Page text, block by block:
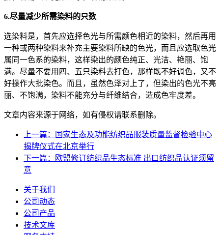
6.尽量减少所需染料的只数
选染料是，首先应选择色光与所需颜色相近的染料，然后再用
一种或两种染料来补充主要染料所缺的色光，而且应选取色光
属同一色系的染料，这样染出的颜色纯正、光洁、艳丽、饱
满。尽量不要用四、五只染料去打色，那样既不好调色，又不
好操作大批染色。而且，虽然色泽对上了，但染出的色光不亮
丽、不饱满，染料不能充分与纤维结合，造成色牢度差。
文章内容来源于网络，如有侵权请联系删除。
上一篇：国家生态及功能纺织品服装质量监督检验中心
揭牌仪式在北京举行
下一篇：欧盟修订纺织品生态标准 出口纺织品认证须留
意
关于我们
公司动态
公司产品
技术文库